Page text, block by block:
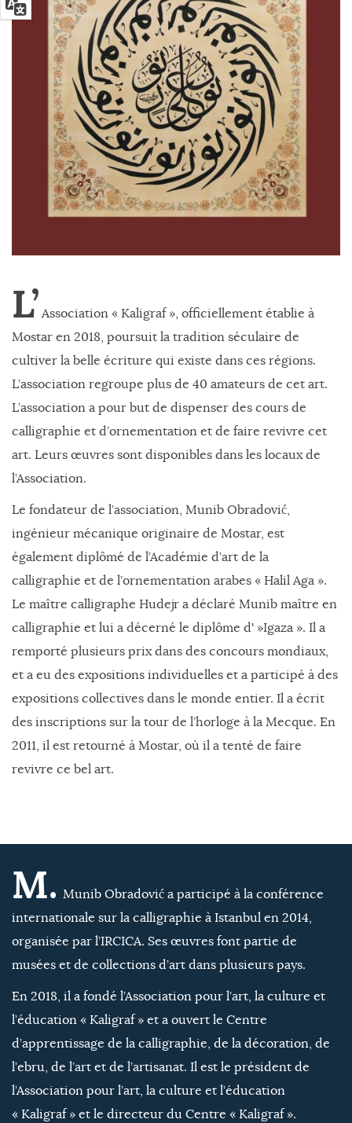
L’ Association « Kaligraf », officiellement établie à
Mostar en 2018, poursuit la tradition séculaire de
cultiver la belle écriture qui existe dans ces régions.
L’association regroupe plus de 40 amateurs de cet art.
L’association a pour but de dispenser des cours de
calligraphie et d’ornementation et de faire revivre cet
art. Leurs œuvres sont disponibles dans les locaux de
l’Association.
Le fondateur de l’association, Munib Obradović,
ingénieur mécanique originaire de Mostar, est
également diplômé de l’Académie d’art de la
calligraphie et de l’ornementation arabes « Halil Aga ».
Le maître calligraphe Hudejr a déclaré Munib maître en
calligraphie et lui a décerné le diplôme d' »Igaza ». Il a
remporté plusieurs prix dans des concours mondiaux,
et a eu des expositions individuelles et a participé à des
expositions collectives dans le monde entier. Il a écrit
des inscriptions sur la tour de l’horloge à la Mecque. En
2011, il est retourné à Mostar, où il a tenté de faire
revivre ce bel art.
M.
Munib Obradović a participé à la conférence
internationale sur la calligraphie à Istanbul en 2014,
organisée par l’IRCICA. Ses œuvres font partie de
musées et de collections d’art dans plusieurs pays.
En 2018, il a fondé l’Association pour l’art, la culture et
l’éducation « Kaligraf » et a ouvert le Centre
d’apprentissage de la calligraphie, de la décoration, de
l’ebru, de l’art et de l’artisanat. Il est le président de
l’Association pour l’art, la culture et l’éducation
« Kaligraf » et le directeur du Centre « Kaligraf ».